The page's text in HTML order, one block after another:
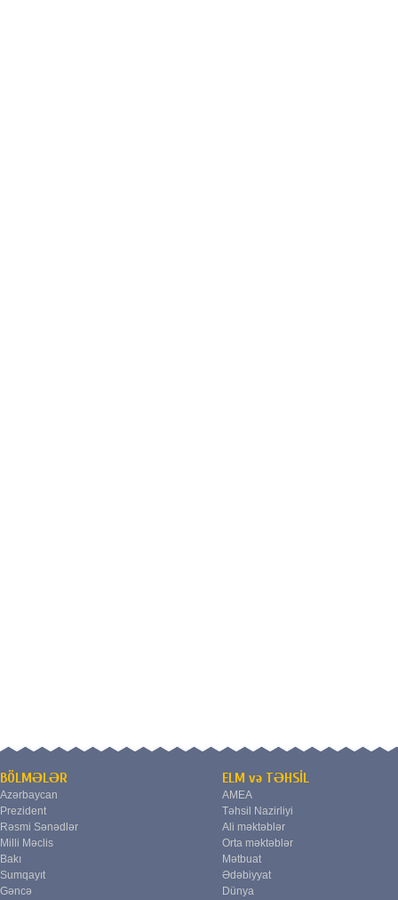
BÖLMƏLƏR
Azərbaycan
Prezident
Rəsmi Sənədlər
Milli Məclis
Bakı
Sumqayıt
Gəncə
ELM və TƏHSİL
AMEA
Təhsil Nazirliyi
Ali məktəblər
Orta məktəblər
Mətbuat
Ədəbiyyat
Dünya